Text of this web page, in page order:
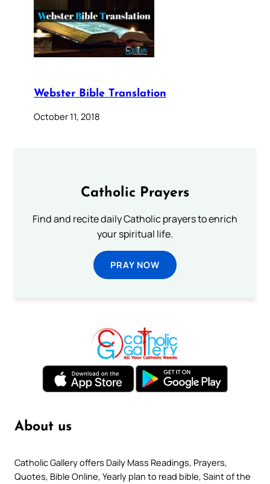
Webster Bible Translation
October 11, 2018
Catholic Prayers
Find and recite daily Catholic prayers to enrich
your spiritual life.
PRAY NOW
About us
Catholic Gallery offers Daily Mass Readings, Prayers,
Quotes, Bible Online, Yearly plan to read bible, Saint of the